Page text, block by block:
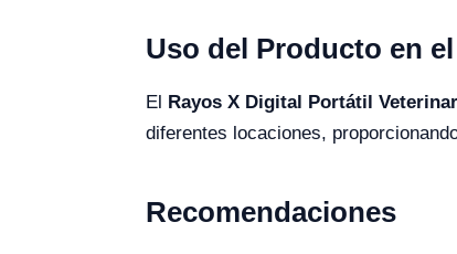
Uso del Producto en
El Rayos X Digital Portátil
diferentes locaciones,
Recomendaciones